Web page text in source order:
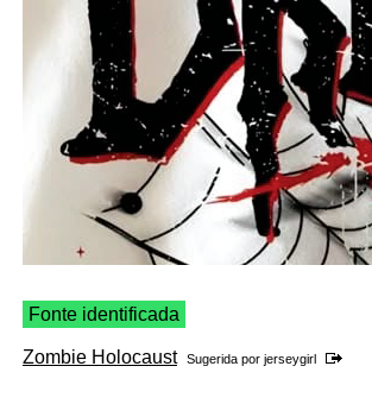
Fonte identificada
Zombie Holocaust Sugerida por jerseygirl